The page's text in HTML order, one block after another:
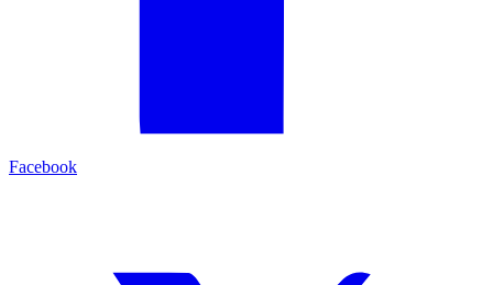
Facebook